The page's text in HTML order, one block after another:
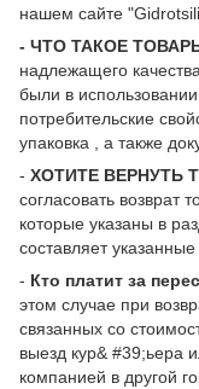
нашем сайте
- ЧТО ТАКОЕ
надлежащего
были в
потребительские
упаковка , а также
- ХОТИТЕ ВЕРНУТЬ
согласовать возврат
которые указаны в
составляет
- Кто платит за
этом случае при
связанных со
выезд кур& #39;ьера
компанией в другой